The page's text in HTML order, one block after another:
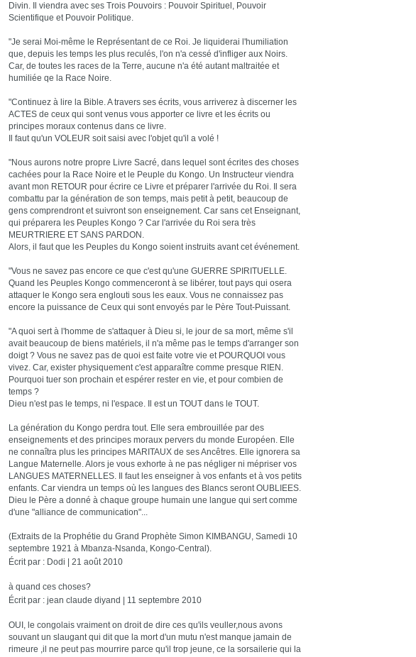
Divin. Il viendra avec ses Trois Pouvoirs : Pouvoir Spirituel, Pouvoir
Scientifique et Pouvoir Politique.
"Je serai Moi-même le Représentant de ce Roi. Je liquiderai l'humiliation
que, depuis les temps les plus reculés, l'on n'a cessé d'infliger aux Noirs.
Car, de toutes les races de la Terre, aucune n'a été autant maltraitée et
humiliée qe la Race Noire.
"Continuez à lire la Bible. A travers ses écrits, vous arriverez à discerner les
ACTES de ceux qui sont venus vous apporter ce livre et les écrits ou
principes moraux contenus dans ce livre.
Il faut qu'un VOLEUR soit saisi avec l'objet qu'il a volé !
"Nous aurons notre propre Livre Sacré, dans lequel sont écrites des choses
cachées pour la Race Noire et le Peuple du Kongo. Un Instructeur viendra
avant mon RETOUR pour écrire ce Livre et préparer l'arrivée du Roi. Il sera
combattu par la génération de son temps, mais petit à petit, beaucoup de
gens comprendront et suivront son enseignement. Car sans cet Enseignant,
qui préparera les Peuples Kongo ? Car l'arrivée du Roi sera très
MEURTRIERE ET SANS PARDON.
Alors, il faut que les Peuples du Kongo soient instruits avant cet événement.
"Vous ne savez pas encore ce que c'est qu'une GUERRE SPIRITUELLE.
Quand les Peuples Kongo commenceront à se libérer, tout pays qui osera
attaquer le Kongo sera englouti sous les eaux. Vous ne connaissez pas
encore la puissance de Ceux qui sont envoyés par le Père Tout-Puissant.
"A quoi sert à l'homme de s'attaquer à Dieu si, le jour de sa mort, même s'il
avait beaucoup de biens matériels, il n'a même pas le temps d'arranger son
doigt ? Vous ne savez pas de quoi est faite votre vie et POURQUOI vous
vivez. Car, exister physiquement c'est apparaître comme presque RIEN.
Pourquoi tuer son prochain et espérer rester en vie, et pour combien de
temps ?
Dieu n'est pas le temps, ni l'espace. Il est un TOUT dans le TOUT.
La génération du Kongo perdra tout. Elle sera embrouillée par des
enseignements et des principes moraux pervers du monde Européen. Elle
ne connaîtra plus les principes MARITAUX de ses Ancêtres. Elle ignorera sa
Langue Maternelle. Alors je vous exhorte à ne pas négliger ni mépriser vos
LANGUES MATERNELLES. Il faut les enseigner à vos enfants et à vos petits
enfants. Car viendra un temps où les langues des Blancs seront OUBLIEES.
Dieu le Père a donné à chaque groupe humain une langue qui sert comme
d'une "alliance de communication"...
(Extraits de la Prophétie du Grand Prophète Simon KIMBANGU, Samedi 10
septembre 1921 à Mbanza-Nsanda, Kongo-Central).
Écrit par : Dodi | 21 août 2010
à quand ces choses?
Écrit par : jean claude diyand | 11 septembre 2010
OUI, le congolais vraiment on droit de dire ces qu'ils veuller,nous avons
souvant un slaugant qui dit que la mort d'un mutu n'est manque jamain de
rimeure ,il ne peut pas mourrire parce qu'il trop jeune, ce la sorsailerie qui la